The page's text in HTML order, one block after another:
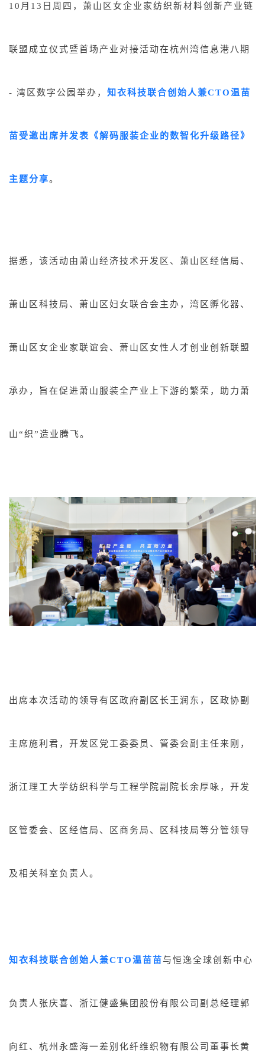
关于我们
10月13日周四，萧山区女企业家纺织新材料创新产业链
联盟成立仪式暨首场产业对接活动在杭州湾信息港八期
- 湾区数字公园举办， 知衣科技联合创始人兼CTO温苗
苗受邀出席并发表《解码服装企业的数智化升级路径》
主题分享。
据悉，该活动由萧山经济技术开发区、萧山区经信局、
萧山区科技局、萧山区妇女联合会主办，湾区孵化器、
萧山区女企业家联谊会、萧山区女性人才创业创新联盟
承办，旨在促进萧山服装全产业上下游的繁荣，助力萧
山“织”造业腾飞。
出席本次活动的领导有区政府副区长王润东，区政协副
主席施利君，开发区党工委委员、管委会副主任来刚，
浙江理工大学纺织科学与工程学院副院长余厚咏，开发
区管委会、区经信局、区商务局、区科技局等分管领导
及相关科室负责人。
知衣科技联合创始人兼CTO温苗苗与恒逸全球创新中心
负责人张庆喜、浙江健盛集团股份有限公司副总经理郭
向红、杭州永盛海一差别化纤维织物有限公司董事长黄